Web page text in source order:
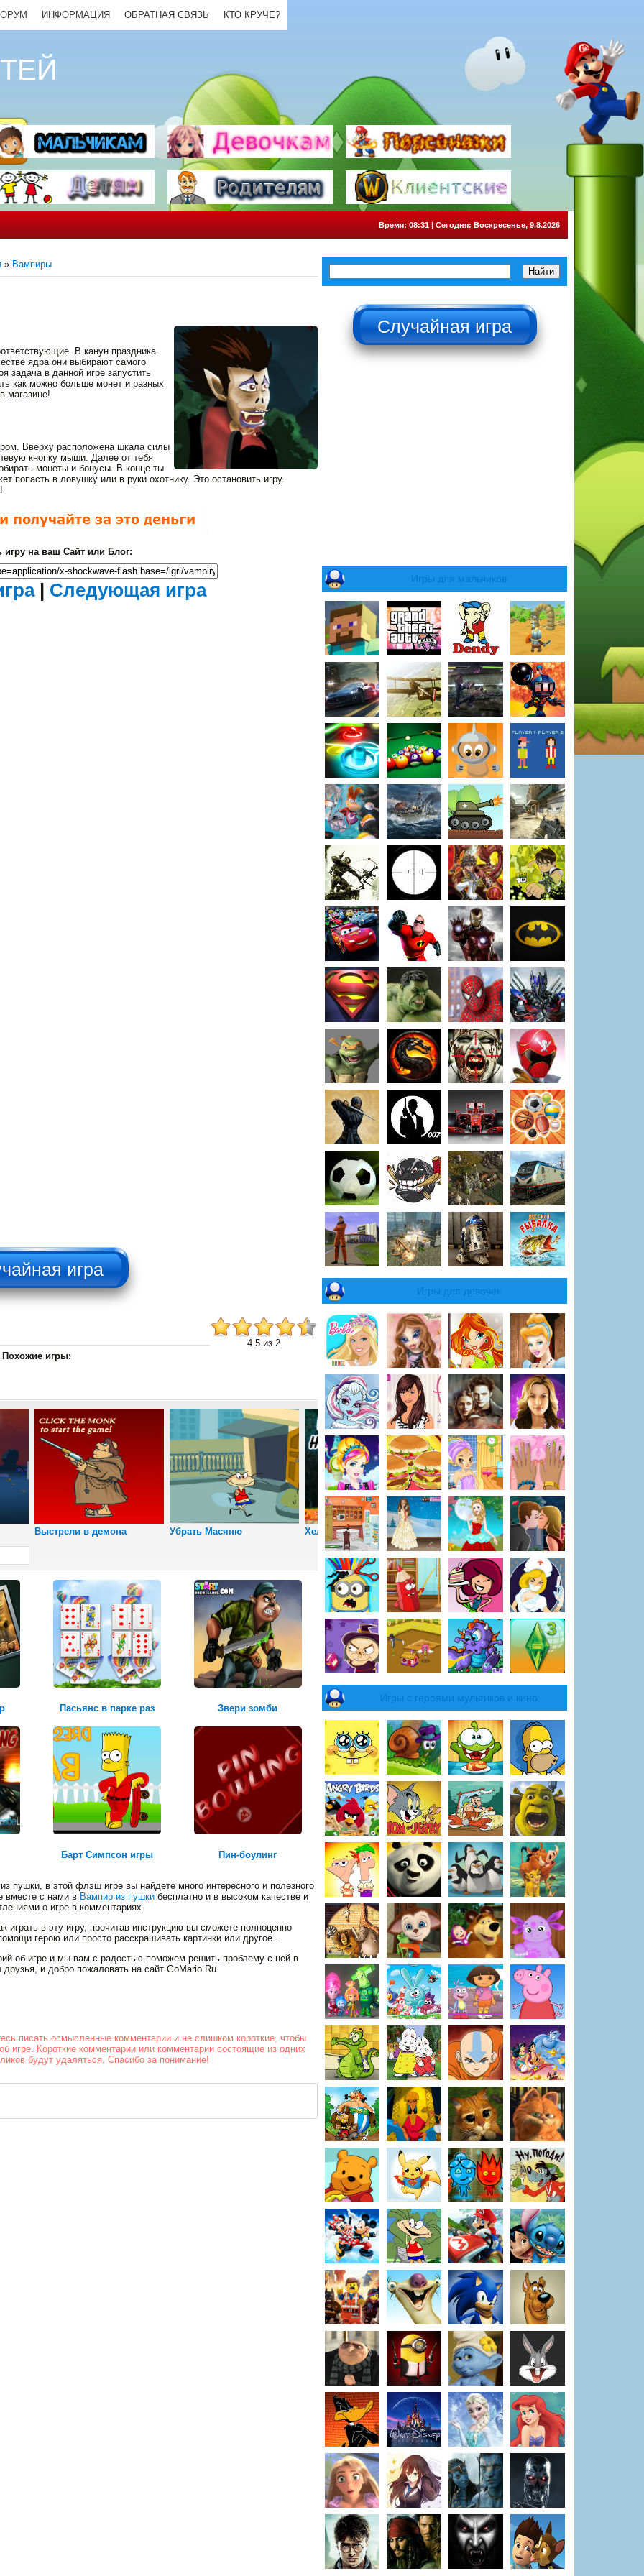
ИНФОРМАЦИЯ ОБРАТНАЯ СВЯЗЬ КТО КРУЧЕ?
Мертвый Зед 2
(Убить Зомби)
Ходячие
мертвецы
танки
Юрского периода
Пляжный
квадроцикл
Честь и долг
Стрельба в
офисе
воде
Время: 08:31 | Сегодня: Воскресенье, 9.8.2026
» Вампиры
В канун праздника
ядра они выбирают самого
задача в данной игре запустить
как можно больше монет и разных
магазине!
Вверху расположена шкала силы
кнопку мыши. Далее от тебя
монеты и бонусы. В конце ты
попасть в ловушку или в руки охотнику. Это остановить игру.
Загрузка...
Закрыть
рекламу
Идет
загрузка...
игру на ваш Сайт или Блог:
| Следующая игра
4.5 из 2
Похожие игры:
Выстрели в демона Убрать Масяню Хеллоуинский лес Победи коварного вам
Пасьянс в парке раз Звери зомби
Барт Симпсон игры Пин-боулинг
пушки, в этой флэш игре вы найдете много интересного и полезного
вместе с нами в Вампир из пушкибесплатно и в высоком качестве и
о игре в комментариях.
в эту игру, прочитав инструкцию вы сможете полноценно
герою или просто расскрашивать картинки или другое..
об игре и мы вам с радостью поможем решить проблему с ней в
и добро пожаловать на сайт GoMario.Ru.
писать осмысленные комментарии и не слишком короткие, чтобы
игре. Короткие комментарии или комментарии состоящие из одних
будут удаляться. Спасибо за понимание!
НЕ НАЖИМАТЬ!!!
Игры для мальчиков
Игры для девочек
Игры с героями мультиков и кино